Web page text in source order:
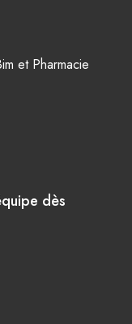
et Pharmacie
dès